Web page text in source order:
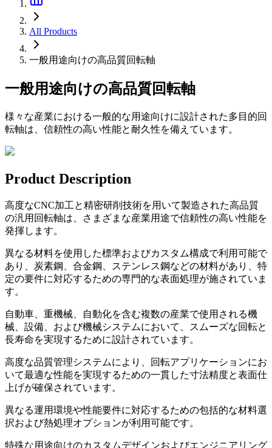
All Products
一般用途向けの高品質回転軸
一般用途向けの高品質回転軸
様々な産業における一般的な用途向けに設計された多目的回
転軸は、信頼性の高い性能と耐久性を備えています。
Product Description
高度なCNC加工と精密研削技術を用いて製造された高品質
の汎用回転軸は、さまざまな産業用途で信頼性の高い性能を
発揮します。
異なる材料を使用した標準およびカスタム構成で利用可能で
あり、炭素鋼、合金鋼、ステンレス鋼などの材料があり、特
定の要件に対応するための専門的な表面処理が施されていま
す。
自動車、重機械、自動化を含む複数の産業で使用される機
械、設備、および機械システムにおいて、スムーズな回転と
長寿命を実現するために設計されています。
高度な品質管理システムにより、回転アプリケーションにお
いて最適な性能を実現するための一貫した寸法精度と表面仕
上げが確保されています。
異なる運用環境や性能要件に対応するための包括的な材料選
択および熱処理オプションが利用可能です。
特殊な用途向けのカスタムデザインおよびエンジニアリング